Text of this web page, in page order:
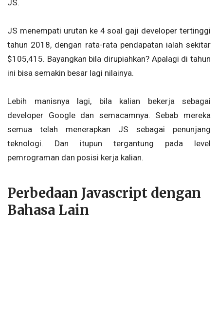
JS.
JS menempati urutan ke 4 soal gaji developer tertinggi
tahun 2018, dengan rata-rata pendapatan ialah sekitar
$105,415. Bayangkan bila dirupiahkan? Apalagi di tahun
ini bisa semakin besar lagi nilainya.
Lebih manisnya lagi, bila kalian bekerja sebagai
developer Google dan semacamnya. Sebab mereka
semua telah menerapkan JS sebagai penunjang
teknologi. Dan itupun tergantung pada level
pemrograman dan posisi kerja kalian.
Perbedaan Javascript dengan
Bahasa Lain